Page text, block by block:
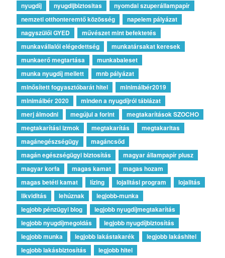
nyugdíj
nyugdijbiztositas
nyomdai szuperállampapír
nemzeti otthonteremtő közösség
napelem pályázat
nagyszülői GYED
művészet mint befektetés
munkavállalói elégedettség
munkatársakat keresek
munkaerő megtartása
munkabaleset
munka nyugdíj mellett
mnb pályázat
minősített fogyasztóbarát hitel
minimálbér2019
minimálbér 2020
minden a nyugdíjról táblázat
merj álmodni
megújul a forint
megtakarítások SZOCHO
megtakarítási izmok
megtakarítás
megtakaritas
magánegészségügy
magáncsőd
magán egészségügyi biztosítás
magyar állampapír plusz
magyar korfa
magas kamat
magas hozam
magas betéti kamat
lízing lojalitási program
lojalitás
likviditás
lehúznak
legjobb-munka
legjobb pénzügyi blog
legjobb nyugdíjmegtakarítás
legjobb nyugdíjmegoldás
legjobb nyugdíjbiztosítás
legjobb munka
legjobb lakástakarék
legjobb lakáshitel
legjobb lakásbiztosítás
legjobb hitel